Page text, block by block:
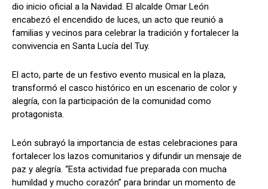
dio inicio oficial a la Navidad. El alcalde Omar León
encabezó el encendido de luces, un acto que reunió a
familias y vecinos para celebrar la tradición y fortalecer la
convivencia en Santa Lucía del Tuy.
El acto, parte de un festivo evento musical en la plaza,
transformó el casco histórico en un escenario de color y
alegría, con la participación de la comunidad como
protagonista.
León subrayó la importancia de estas celebraciones para
fortalecer los lazos comunitarios y difundir un mensaje de
paz y alegría. “Esta actividad fue preparada con mucha
humildad y mucho corazón” para brindar un momento de